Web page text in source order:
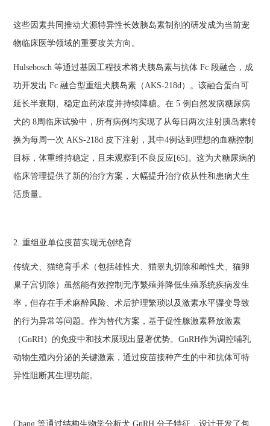
这些因素共同推动犬源特异性长效胰岛素制剂的研发成为当前宠
物临床医学领域的重要攻关方向。
Hulsebosch 等通过基因工程技术将犬胰岛素与抗体 Fc 段融合，成
功开发出 Fc 融合型重组犬胰岛素（AKS-218d）。该融合蛋白可
延长半衰期、稳定血药浓度并持续降糖。在 5 例自然发病糖尿病
犬的 8周临床试验中，所有病例均实现了从每日两次注射胰岛素转
换为每周一次 AKS-218d 皮下注射，其中4例达到理想的血糖控制
目标，体重维持稳定，且未观察到不良反应[65]。这为犬糖尿病的
临床管理提供了新的治疗方案，大幅提升治疗依从性和患病犬生
活质量。
2. 重组亚单位疫苗实现无创绝育
传统犬、猫绝育手术（包括雄性犬、猫睾丸切除和雌性犬、猫卵
巢子宫切除）虽然能有效控制无序繁殖并降低生殖系统疾病发生
率，但存在手术麻醉风险、术后护理繁琐以及激素水平骤变导致
的行为异常等问题。作为替代方案，基于促性腺激素释放激素
（GnRH）的免疫中和技术展现出显著优势。GnRH作为调控哺乳
动物生殖内分泌的关键激素，通过疫苗接种产生的中和抗体可特
异性阻断其生理功能。
Chang 等通过结构生物学分析犬 GnRH 分子特征，设计开发了包